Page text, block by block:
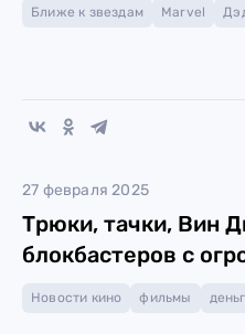
Ближе к звездам Marvel
27 февраля 2025
Трюки, тачки, Вин
блокбастеров с
Новости кино фильмы